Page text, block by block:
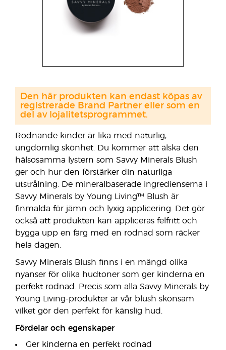
Rodnande kinder är lika med naturlig,
ungdomlig skönhet. Du kommer att älska den
hälsosamma lystern som Savvy Minerals Blush
ger och hur den förstärker din naturliga
utstrålning. De mineralbaserade ingredienserna i
Savvy Minerals by Young Living™ Blush är
finmalda för jämn och lyxig applicering. Det gör
också att produkten kan appliceras felfritt och
bygga upp en färg med en rodnad som räcker
hela dagen.
Savvy Minerals Blush finns i en mängd olika
nyanser för olika hudtoner som ger kinderna en
perfekt rodnad. Precis som alla Savvy Minerals by
Young Living-produkter är vår blush skonsam
vilket gör den perfekt för känslig hud.
Fördelar och egenskaper
Ger kinderna en perfekt rodnad
Den här produkten kan endast köpas av
registrerade Brand Partner eller som en
del av lojalitetsprogrammet.